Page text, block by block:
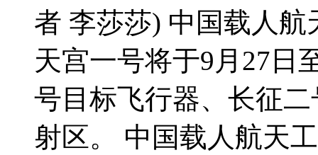
者 李莎莎) 中国载人
天宫一号将于9月27日
号目标飞行器、长征
射区。 中国载人航天